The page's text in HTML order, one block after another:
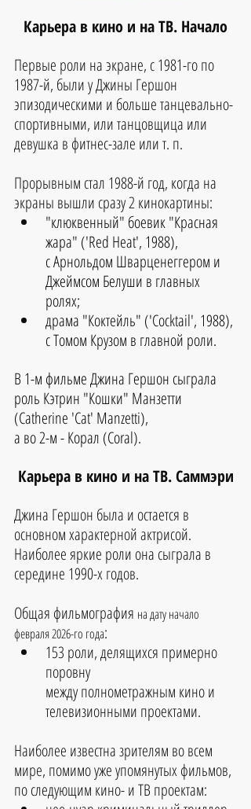
Карьера в кино и на ТВ. Начало
Первые роли на экране, с 1981-го по
1987-й, были у Джины Гершон
эпизодическими и больше танцевально-
спортивными, или танцовщица или
девушка в фитнес-зале или т. п.
Прорывным стал 1988-й год, когда на
экраны вышли сразу 2 кинокартины:
"клюквенный" боевик "Красная
жара" ('Red Heat', 1988),
с Арнольдом Шварценеггером и
Джеймсом Белуши в главных
ролях;
драма "Коктейль" ('Cocktail', 1988),
с Томом Крузом в главной роли.
В 1-м фильме Джина Гершон сыграла
роль Кэтрин "Кошки" Манзетти
(Catherine 'Cat' Manzetti),
а во 2-м - Корал (Coral).
Карьера в кино и на ТВ. Саммэри
Джина Гершон была и остается в
основном характерной актрисой.
Наиболее яркие роли она сыграла в
середине 1990-х годов.
Общая фильмография на дату начало
февраля 2026-го года:
153 роли, делящихся примерно
поровну
между полнометражным кино и
телевизионными проектами.
Наиболее известна зрителям во всем
мире, помимо уже упомянутых фильмов,
по следующим кино- и ТВ проектам: